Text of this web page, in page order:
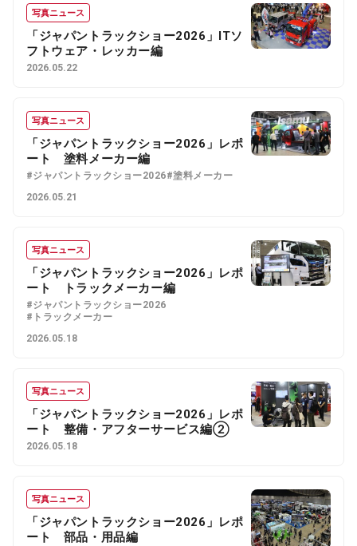
写真ニュース
「ジャパントラックショー2026」ITソ
フトウェア・レッカー編
2026.05.22
写真ニュース
「ジャパントラックショー2026」レポ
ート 塗料メーカー編
#ジャパントラックショー2026#塗料メーカー
2026.05.21
写真ニュース
「ジャパントラックショー2026」レポ
ート トラックメーカー編
#ジャパントラックショー2026
#トラックメーカー
2026.05.18
写真ニュース
「ジャパントラックショー2026」レポ
ート 整備・アフターサービス編②
2026.05.18
写真ニュース
「ジャパントラックショー2026」レポ
ート 部品・用品編